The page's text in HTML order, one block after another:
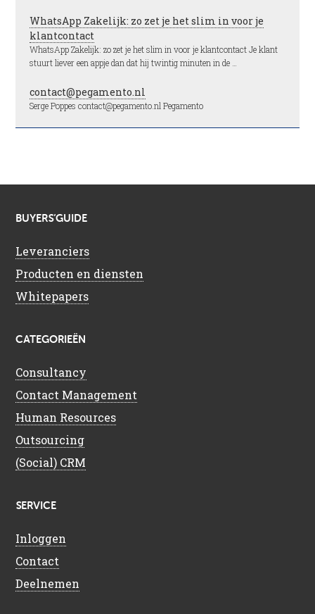
WhatsApp Zakelijk: zo zet je het slim in voor je
klantcontact
WhatsApp Zakelijk: zo zet je het slim in voor je klantcontact Je klant
stuurt liever een appje dan dat hij twintig minuten in de …
contact@pegamento.nl
Serge Poppes contact@pegamento.nl Pegamento
BUYERS’GUIDE
Leveranciers
Producten en diensten
Whitepapers
CATEGORIEËN
Consultancy
Contact Management
Human Resources
Outsourcing
(Social) CRM
SERVICE
Inloggen
Contact
Deelnemen